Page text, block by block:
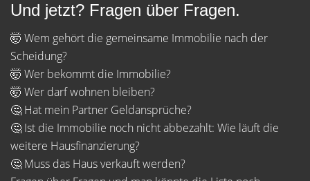
Und jetzt? Fragen über Fragen.
🤯 Wem gehört die gemeinsame Immobilie nach der
Scheidung?
🤯 Wer bekommt die Immobilie?
🤯 Wer darf wohnen bleiben?
🤔 Hat mein Partner Geldansprüche?
🤔 Ist die Immobilie noch nicht abbezahlt: Wie läuft die
weitere Hausfinanzierung?
🤔 Muss das Haus verkauft werden?